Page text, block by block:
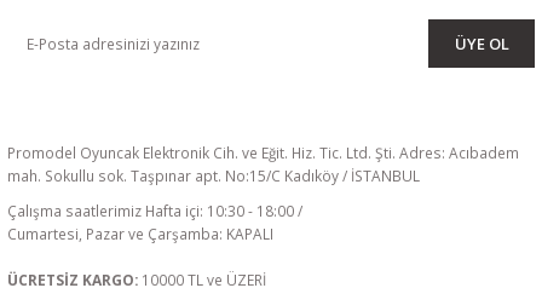
ÜYE OL
Promodel Oyuncak Elektronik Cih. ve Eğit. Hiz. Tic. Ltd. Şti. Adres: Acıbadem
mah. Sokullu sok. Taşpınar apt. No:15/C Kadıköy / İSTANBUL
Çalışma saatlerimiz Hafta içi: 10:30 - 18:00 /
Cumartesi, Pazar ve Çarşamba: KAPALI
ÜCRETSİZ KARGO: 10000 TL ve ÜZERİ